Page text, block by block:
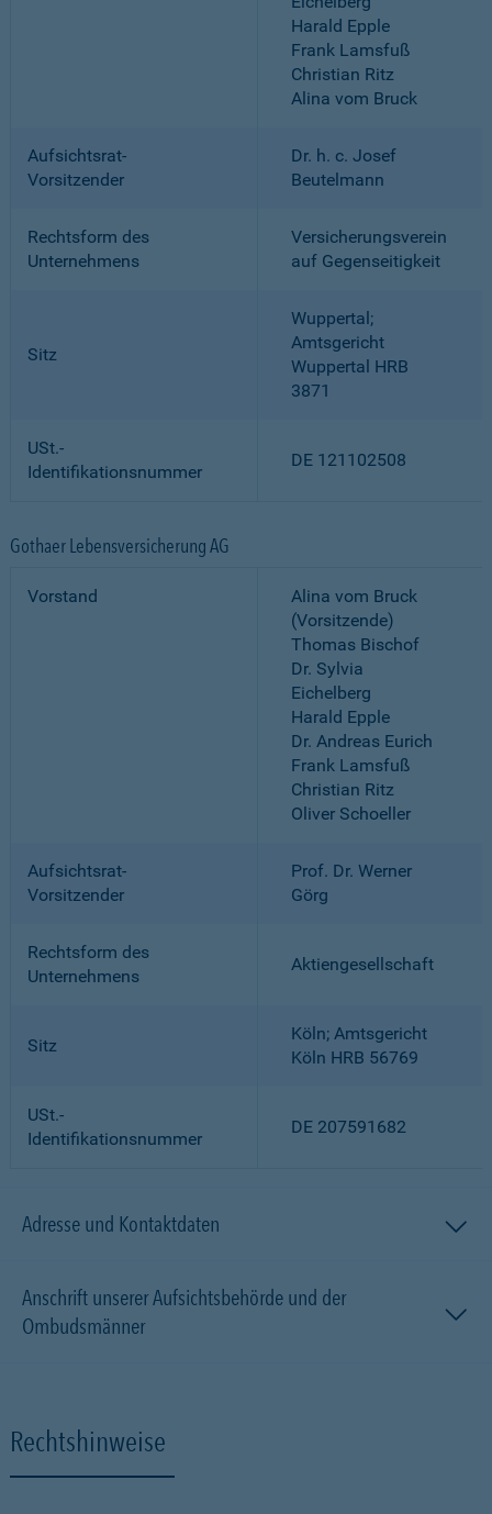
Harald Epple
Frank Lamsfuß
Christian Ritz
Alina vom Bruck
Aufsichtsrat-
Vorsitzender
Dr. h. c. Josef
Beutelmann
Rechtsform des
Unternehmens
Versicherungsverein
auf Gegenseitigkeit
Sitz
Wuppertal;
Amtsgericht
Wuppertal HRB
3871
USt.-
Identifikationsnummer
DE 121102508
Gothaer Lebensversicherung AG
Vorstand
Alina vom Bruck
(Vorsitzende)
Thomas Bischof
Dr. Sylvia
Eichelberg
Harald Epple
Dr. Andreas Eurich
Frank Lamsfuß
Christian Ritz
Oliver Schoeller
Aufsichtsrat-
Vorsitzender
Prof. Dr. Werner
Görg
Rechtsform des
Unternehmens
Aktiengesellschaft
Sitz
Köln; Amtsgericht
Köln HRB 56769
USt.-
Identifikationsnummer
DE 207591682
Adresse und Kontaktdaten
Anschrift unserer Aufsichtsbehörde und der
Ombudsmänner
Rechtshinweise